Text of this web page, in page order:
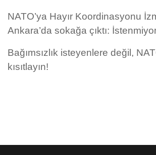
NATO’ya Hayır Koordinasyonu
Ankara’da sokağa çıktı:
Bağımsızlık isteyenlere değil,
kısıtlayın!